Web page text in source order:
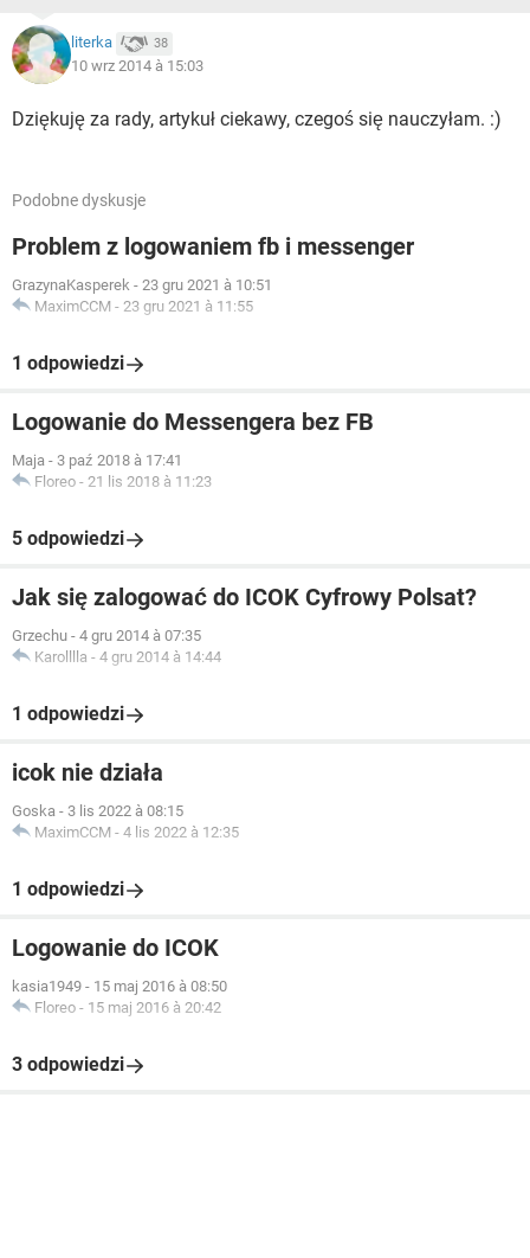
literka 38
10 wrz 2014 à 15:03
Dziękuję za rady, artykuł ciekawy, czegoś się nauczyłam. :)
Podobne dyskusje
Problem z logowaniem fb i messenger
GrazynaKasperek - 23 gru 2021 à 10:51
MaximCCM - 23 gru 2021 à 11:55
1 odpowiedzi
Logowanie do Messengera bez FB
Maja - 3 paź 2018 à 17:41
Floreo - 21 lis 2018 à 11:23
5 odpowiedzi
Jak się zalogować do ICOK Cyfrowy Polsat?
Grzechu - 4 gru 2014 à 07:35
Karolllla - 4 gru 2014 à 14:44
1 odpowiedzi
icok nie działa
Goska - 3 lis 2022 à 08:15
MaximCCM - 4 lis 2022 à 12:35
1 odpowiedzi
Logowanie do ICOK
kasia1949 - 15 maj 2016 à 08:50
Floreo - 15 maj 2016 à 20:42
3 odpowiedzi